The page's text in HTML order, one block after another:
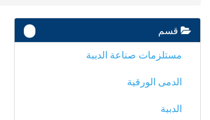
قسم
مستلزمات صناعة الدببة
الدمى الورقية
الدببة